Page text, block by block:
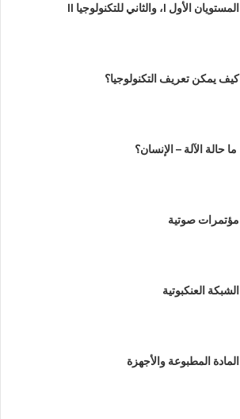
المستويان الأول I، والثاني للتكنولوجيا II
كيف يمكن تعريف التكنولوجيا؟
ما حالة الآلة – الإنسان؟
مؤتمرات صوتية
الشبكة العنكبوتية
المادة المطبوعة والأجهزة